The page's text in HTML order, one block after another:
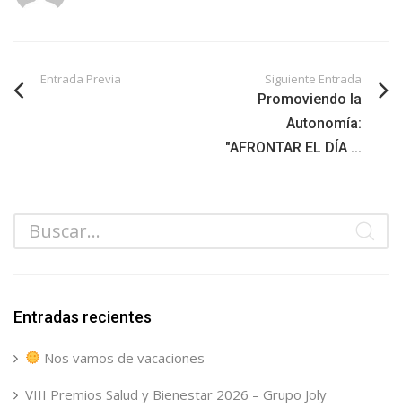
Entrada Previa Siguiente Entrada
Promoviendo la
Autonomía:
"AFRONTAR EL DÍA ...
Entradas recientes
Nos vamos de vacaciones
VIII Premios Salud y Bienestar 2026 – Grupo Joly